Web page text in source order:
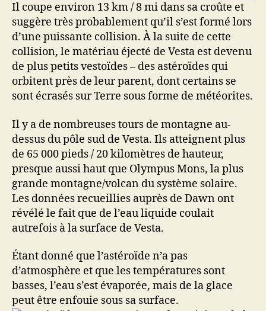
Il coupe environ 13 km / 8 mi dans sa croûte et
suggère très probablement qu’il s’est formé lors
d’une puissante collision. À la suite de cette
collision, le matériau éjecté de Vesta est devenu
de plus petits vestoïdes – des astéroïdes qui
orbitent près de leur parent, dont certains se
sont écrasés sur Terre sous forme de météorites.
Il y a de nombreuses tours de montagne au-
dessus du pôle sud de Vesta. Ils atteignent plus
de 65 000 pieds / 20 kilomètres de hauteur,
presque aussi haut que Olympus Mons, la plus
grande montagne/volcan du système solaire.
Les données recueillies auprès de Dawn ont
révélé le fait que de l’eau liquide coulait
autrefois à la surface de Vesta.
Étant donné que l’astéroïde n’a pas
d’atmosphère et que les températures sont
basses, l’eau s’est évaporée, mais de la glace
peut être enfouie sous sa surface.